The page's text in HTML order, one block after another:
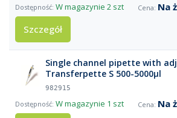
W magazynie 2 szt
Na
Szczegół
Single channel pipette with
Transferpette S 500-5000µl
982915
W magazynie 1 szt
Na